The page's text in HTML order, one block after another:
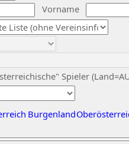
Vorname
Spieler
Burgenland